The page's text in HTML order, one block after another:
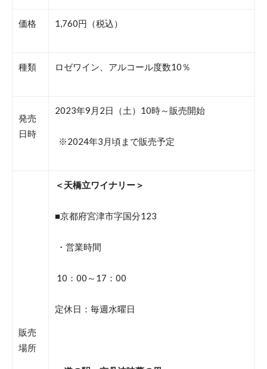
価格 1,760円（税込）
種類 ロゼワイン、アルコール度数10％
発売
日時
2023年9月2日（土）10時～販売開始
※2024年3月頃まで販売予定
販売
場所
＜天橋立ワイナリー＞
■京都府宮津市字国分123
・営業時間
10：00～17：00
定休日：毎週水曜日